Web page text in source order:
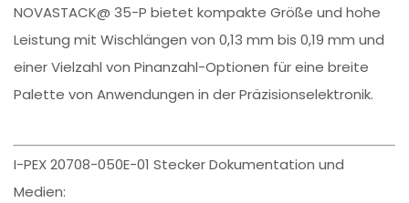
NOVASTACK@ 35-P bietet kompakte Größe und hohe
Leistung mit Wischlängen von 0,13 mm bis 0,19 mm und
einer Vielzahl von Pinanzahl-Optionen für eine breite
Palette von Anwendungen in der Präzisionselektronik.
I-PEX 20708-050E-01 Stecker Dokumentation und
Medien: